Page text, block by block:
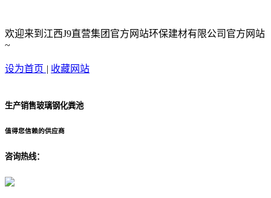
欢迎来到江西J9直营集团官方网站环保建材有限公司官方网站
~
设为首页 | 收藏网站
生产销售玻璃钢化粪池
值得您信赖的供应商
咨询热线：